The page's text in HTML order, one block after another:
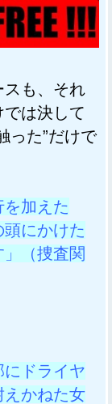
スも、それ
は決して
った”だけで
を加えた
頭にかけた
（捜査関
にドライヤ
えかねた女